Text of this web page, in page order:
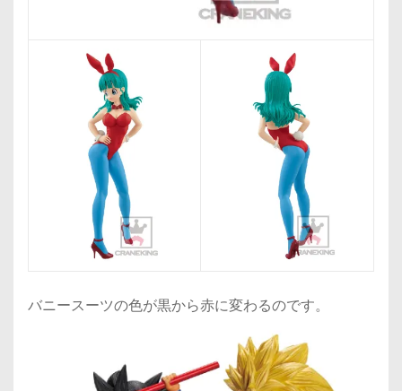
バニースーツの色が黒から赤に変わるのです。